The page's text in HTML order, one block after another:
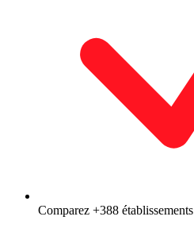
Comparez +388 établissements